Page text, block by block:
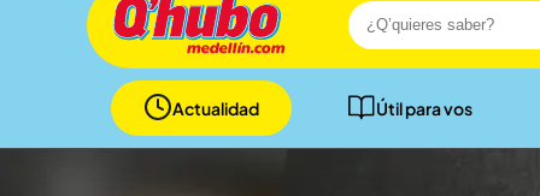
Actualidad Útil para vos